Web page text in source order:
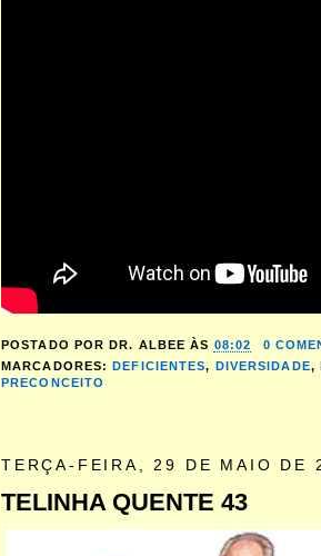
POSTADO POR DR. ALBEE ÀS 08:02
0
MARCADORES:DEFICIENTES, DIVERSIDADE,
PRECONCEITO
TERÇA-FEIRA, 29 DE MAIO DE
TELINHA QUENTE 43